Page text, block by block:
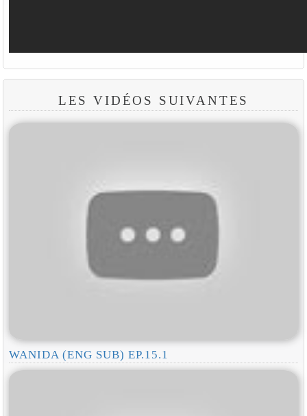
LES VIDÉOS SUIVANTES
WANIDA (ENG SUB) EP.15.1